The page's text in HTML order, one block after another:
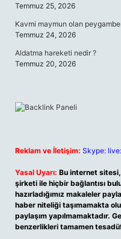
Temmuz 25, 2026
Kavmi maymun olan
Temmuz 24, 2026
Aldatma hareketi nedir ?
Temmuz 20, 2026
Reklam ve İletişim: Skype:
Yasal Uyarı: Bu internet
şirketi ile hiçbir bağlantısı
hazırladığımız makaleler
haber niteliği taşımamakta
paylaşım yapılmamaktadır.
benzerlikleri tamamen